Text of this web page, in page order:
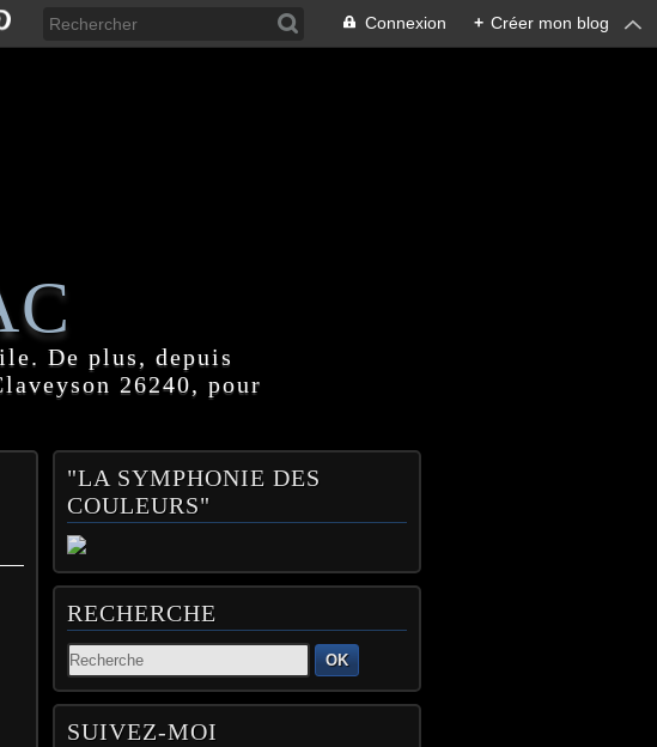
Connexion + Créer mon blog
De plus, depuis
26240, pour
"LA SYMPHONIE DES
COULEURS"
RECHERCHE
OK
SUIVEZ-MOI